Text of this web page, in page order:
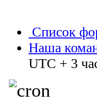
Список
Наша
UTC + 3